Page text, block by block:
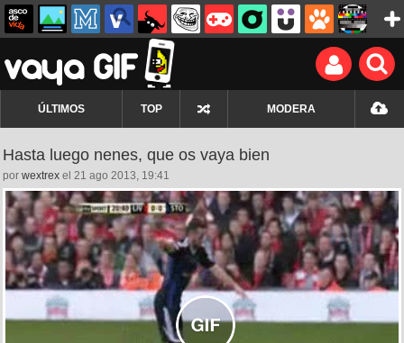
ÚLTIMOS TOP MODERA
Hasta luego nenes, que os vaya bien
por wextrex el 21 ago 2013, 19:41